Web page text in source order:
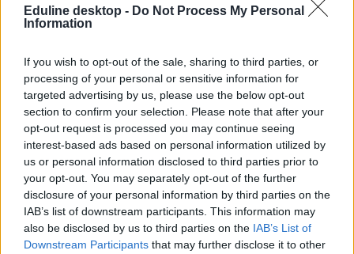
Eduline desktop - Do Not Process My Personal
Information
If you wish to opt-out of the sale, sharing to third parties, or
processing of your personal or sensitive information for
targeted advertising by us, please use the below opt-out
section to confirm your selection. Please note that after your
opt-out request is processed you may continue seeing
interest-based ads based on personal information utilized by
us or personal information disclosed to third parties prior to
your opt-out. You may separately opt-out of the further
disclosure of your personal information by third parties on the
IAB’s list of downstream participants. This information may
also be disclosed by us to third parties on the IAB’s List of
Downstream Participants that may further disclose it to other
oktatás
önköltséges képzés